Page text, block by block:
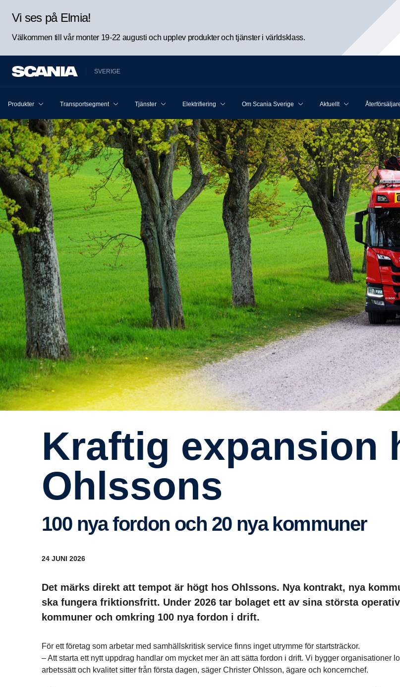
Vi ses på Elmia!
Välkommen till vår monter 19-22 augusti och upplev produkter och tjänster i världsklass.
SVERIGE
Produkter Transportsegment Tjänster Elektrifiering Om Scania Sverige Aktuellt
Kraftig expan­sion hos
Ohlssons
100 nya fordon och 20 nya kommuner
24 JUNI 2026
Det märks direkt att tempot är högt hos Ohlssons. Nya kontrakt, nya
ska fungera friktionsfritt. Under 2026 tar bolaget ett av sina största
kommuner och omkring 100 nya fordon i drift.
För ett företag som arbetar med samhällskritisk service finns inget utrymme för startsträckor.
– Att starta ett nytt uppdrag handlar om mycket mer än att sätta fordon i drift. Vi bygger organisationer
arbetssätt och kvalitet sitter från första dagen, säger Christer Ohlsson, ägare och koncernchef.